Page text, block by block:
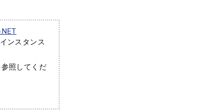
ンスタンス
照してくだ